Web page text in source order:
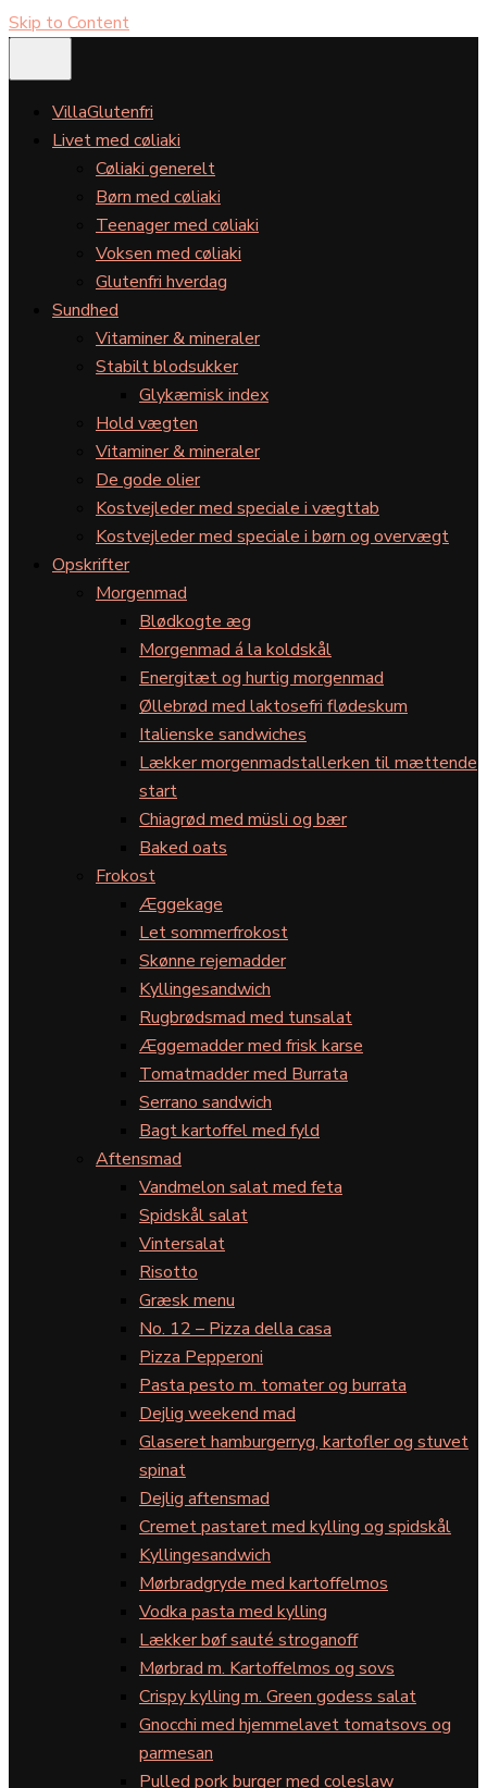
Skip to Content
VillaGlutenfri
Livet med cøliaki
Cøliaki generelt
Børn med cøliaki
Teenager med cøliaki
Voksen med cøliaki
Glutenfri hverdag
Sundhed
Vitaminer & mineraler
Stabilt blodsukker
Glykæmisk index
Hold vægten
Vitaminer & mineraler
De gode olier
Kostvejleder med speciale i vægttab
Kostvejleder med speciale i børn og overvægt
Opskrifter
Morgenmad
Blødkogte æg
Morgenmad á la koldskål
Energitæt og hurtig morgenmad
Øllebrød med laktosefri flødeskum
Italienske sandwiches
Lækker morgenmadstallerken til mættende
start
Chiagrød med müsli og bær
Baked oats
Frokost
Æggekage
Let sommerfrokost
Skønne rejemadder
Kyllingesandwich
Rugbrødsmad med tunsalat
Æggemadder med frisk karse
Tomatmadder med Burrata
Serrano sandwich
Bagt kartoffel med fyld
Aftensmad
Vandmelon salat med feta
Spidskål salat
Vintersalat
Risotto
Græsk menu
No. 12 – Pizza della casa
Pizza Pepperoni
Pasta pesto m. tomater og burrata
Dejlig weekend mad
Glaseret hamburgerryg, kartofler og stuvet
spinat
Dejlig aftensmad
Cremet pastaret med kylling og spidskål
Kyllingesandwich
Mørbradgryde med kartoffelmos
Vodka pasta med kylling
Lækker bøf sauté stroganoff
Mørbrad m. Kartoffelmos og sovs
Crispy kylling m. Green godess salat
Gnocchi med hjemmelavet tomatsovs og
parmesan
Pulled pork burger med coleslaw